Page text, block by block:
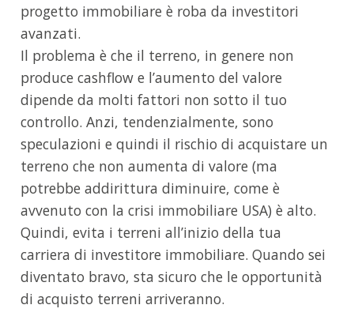
progetto immobiliare è roba da investitori
avanzati.
Il problema è che il terreno, in genere non
produce cashflow e l’aumento del valore
dipende da molti fattori non sotto il tuo
controllo. Anzi, tendenzialmente, sono
speculazioni e quindi il rischio di acquistare un
terreno che non aumenta di valore (ma
potrebbe addirittura diminuire, come è
avvenuto con la crisi immobiliare USA) è alto.
Quindi, evita i terreni all’inizio della tua
carriera di investitore immobiliare. Quando sei
diventato bravo, sta sicuro che le opportunità
di acquisto terreni arriveranno.